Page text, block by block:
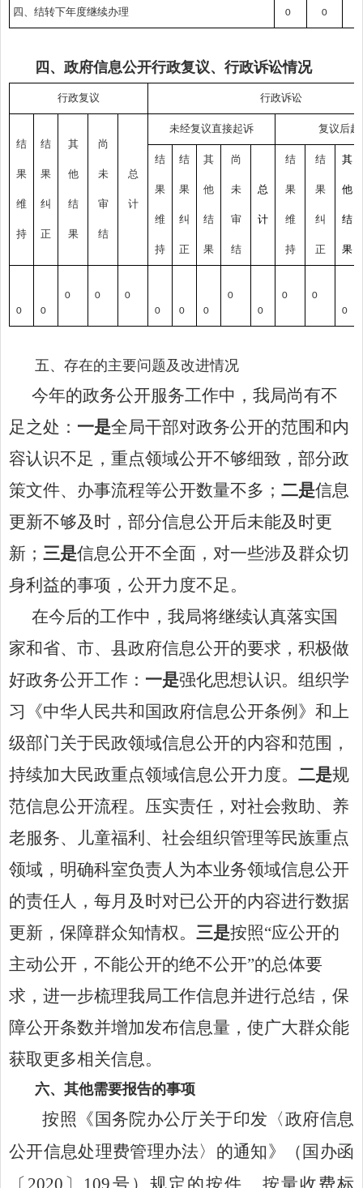
四、结转下年度继续办理 0 0
四、政府信息公开行政复议、行政诉讼情况
行政复议 行政诉讼
结
果
维
持
结
果
纠
正
其
他
结
果
尚
未
审
结
总
计
未经复议直接起诉 复议后起
结
果
维
持
结
果
纠
正
其
他
结
果
尚
未
审
结
总
计
结
果
维
持
结
果
纠
正
其
他
结
果
0 0
0 0
0
0
0 0
0
0
0
0
0
五、存在的主要问题及改进情况
今年的政务公开服务工作中，我局尚有不
足之处： 一是全局干部对政务公开的范围和内
容认识不足， 重点领域公开不够细致，部分政
策文件、办事流程等公开数量不多 ； 二是信息
更新不够及时，部分信息公开后未能及时更
新 ； 三是信息公开不全面，对一些涉及群众切
身利益的事项，公开力度不足 。
在今后的工作中，我局将继续认真落实国
家和省、市、县政府信息公开的要求，积极做
好政务公开工作： 一是强化思想认识。 组织学
习《中华人民共和国政府信息公开条例》和上
级部门关于民政领域信息公开的内容和范围，
持续加大民政重点领域信息公开力度。 二是规
范信息公开流程。 压实责任，对社会救助、养
老服务、儿童福利、社会组织管理等民族重点
领域，明确科室负责人为本业务领域信息公开
的责任人，每月及时对已公开的内容进行数据
更新，保障群众知情权。 三是按照“应公开的
主动公开，不能公开的绝不公开”的总体要
求，进一步梳理我局工作信息并进行总结，保
障公开条数并增加发布信息量，使广大群众能
获取更多相关信息。
六、其他需要报告的事项
按照《国务院办公厅关于印发〈政府信息
公开信息处理费管理办法〉的通知》（国办函
〔 2020〕109号）规定的按件、按量收费标